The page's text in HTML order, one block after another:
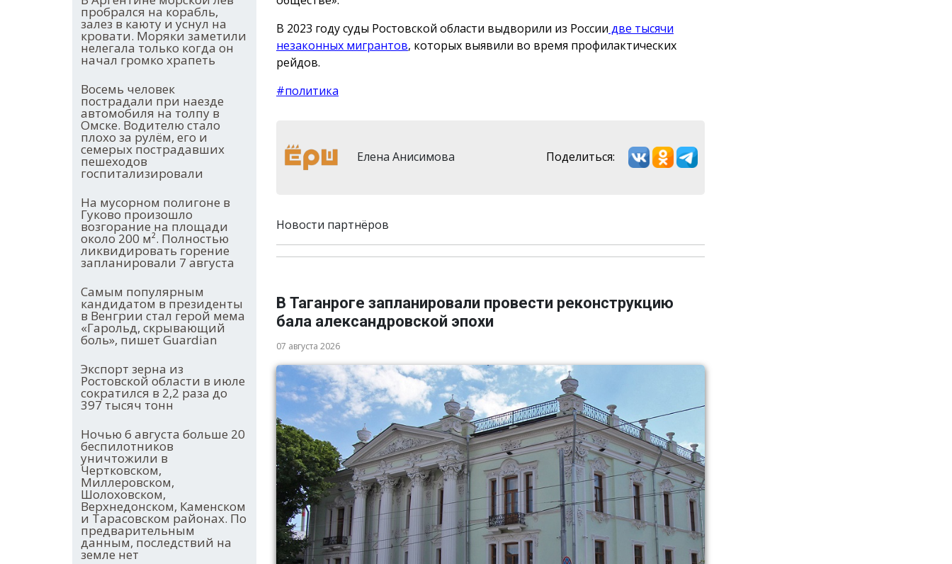
пробрался на корабль,
залез в каюту и уснул на
кровати. Моряки заметили
нелегала только когда он
начал громко храпеть
Восемь человек
пострадали при наезде
автомобиля на толпу в
Омске. Водителю стало
плохо за рулём, его и
семерых пострадавших
пешеходов
госпитализировали
На мусорном полигоне в
Гуково произошло
возгорание на площади
около 200 м². Полностью
ликвидировать горение
запланировали 7 августа
Самым популярным
кандидатом в президенты
в Венгрии стал герой мема
«Гарольд, скрывающий
боль», пишет Guardian
Экспорт зерна из
Ростовской области в июле
сократился в 2,2 раза до
397 тысяч тонн
Ночью 6 августа больше 20
беспилотников
уничтожили в
Чертковском,
Миллеровском,
Шолоховском,
Верхнедонском, Каменском
и Тарасовском районах. По
предварительным
данным, последствий на
земле нет
В 2023 году суды Ростовской области выдворили из России две тысячи
незаконных мигрантов, которых выявили во время профилактических
рейдов.
#политика
Елена Анисимова Поделиться:
Новости партнёров
В Таганроге запланировали провести реконструкцию
бала александровской эпохи
07 августа 2026